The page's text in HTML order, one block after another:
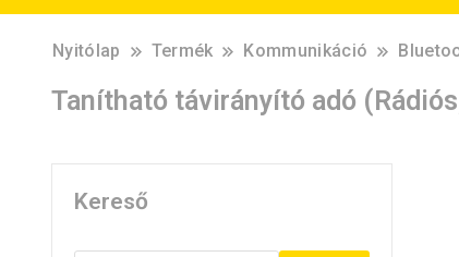
Nyitólap Termék Kommunikáció
Tanítható távirányító adó
Kereső